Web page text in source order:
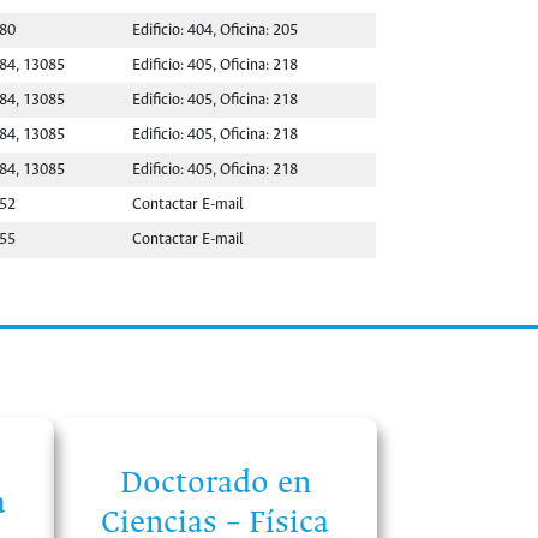
Edificio: 404, Oficina: 205
13085
Edificio: 405, Oficina: 218
13085
Edificio: 405, Oficina: 218
13085
Edificio: 405, Oficina: 218
13085
Edificio: 405, Oficina: 218
Contactar E-mail
Contactar E-mail
Doctorado en
Ciencias – Física